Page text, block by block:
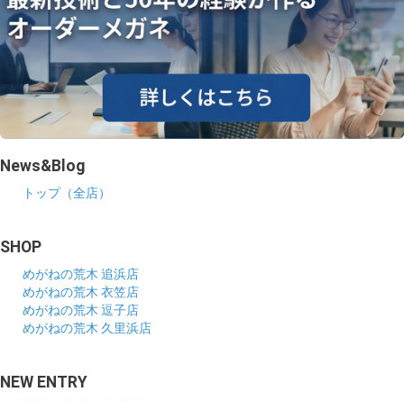
News&Blog
トップ（全店）
SHOP
めがねの荒木 追浜店
めがねの荒木 衣笠店
めがねの荒木 逗子店
めがねの荒木 久里浜店
NEW ENTRY